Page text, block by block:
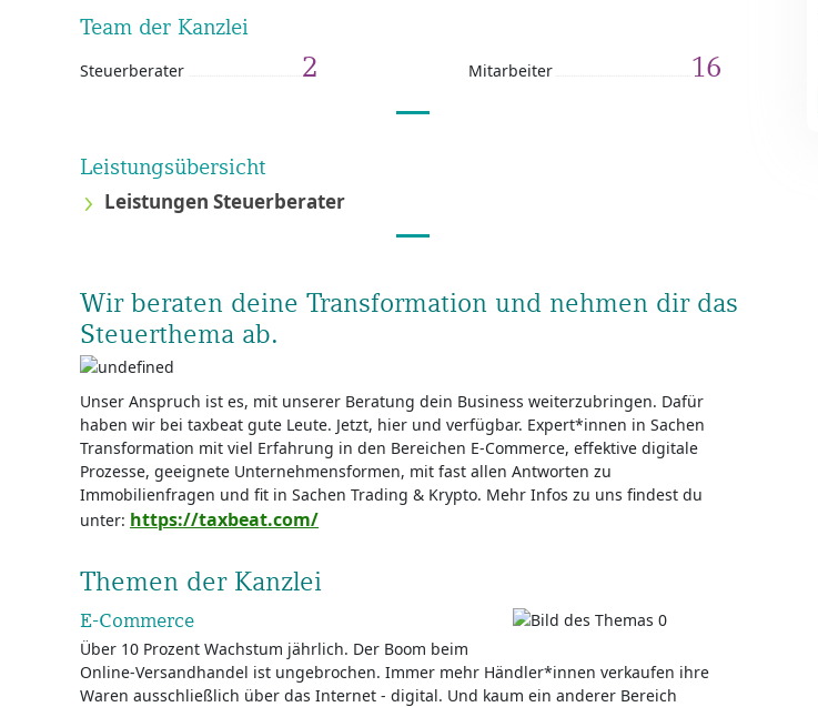
Team der Kanzlei
Steuerberater 2 Mitarbeiter 16
Leistungsübersicht
Leistungen Steuerberater
Wir beraten deine Transformation und nehmen dir das
Steuerthema ab.
Unser Anspruch ist es, mit unserer Beratung dein Business weiterzu­bringen. Dafür
haben wir bei taxbeat gute Leute. Jetzt, hier und verfügbar. Expert*innen in Sachen
Transformation mit viel Erfahrung in den Bereichen E-Commerce, effektive digitale
Prozesse, geeignete Unternehmensformen, mit fast allen Antworten zu
Immobilienfragen und fit in Sachen Trading & Krypto. Mehr Infos zu uns findest du
unter: https://taxbeat.com/
Themen der Kanzlei
E-Commerce
Über 10 Prozent Wachstum jährlich. Der Boom beim
Online-Versandhandel ist ungebrochen. Immer mehr Händler*innen verkaufen ihre
Waren ausschließlich über das Internet - digital. Und kaum ein anderer Bereich